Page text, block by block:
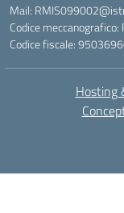
Mail:
Codice
Codice fiscale:
Hosting